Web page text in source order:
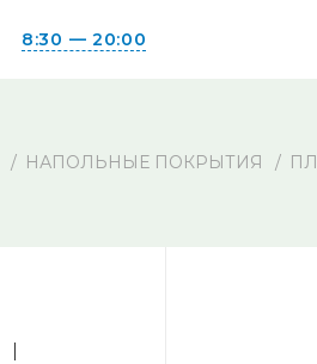
8:30 — 20:00
НАПОЛЬНЫЕ ПОКРЫТИЯ